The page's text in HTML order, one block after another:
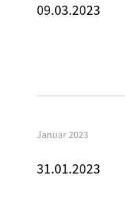
09.03.2023
Januar 2023
31.01.2023